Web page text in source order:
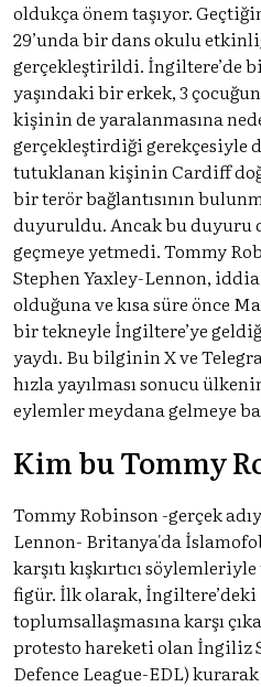
oldukça önem taşıyor.
29’unda bir dans okulu
gerçekleştirildi. İngiltere’de
yaşındaki bir erkek, 3
kişinin de yaralanmasına
gerçekleştirdiği gerekçesiyle
tutuklanan kişinin Cardiff
bir terör bağlantısının
duyuruldu. Ancak bu duyuru
geçmeye yetmedi. Tommy
Stephen Yaxley-Lennon,
olduğuna ve kısa süre önce
bir tekneyle İngiltere’ye
yaydı. Bu bilginin X ve
hızla yayılması sonucu
eylemler meydana gelmeye
Kim bu Tommy
Tommy Robinson -gerçek
Lennon- Britanya'da
karşıtı kışkırtıcı
figür. İlk olarak, İngiltere’deki
toplumsallaşmasına karşı
protesto hareketi olan İngiliz
Defence League-EDL)